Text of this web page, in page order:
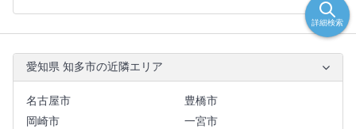
愛知県 知多市の近隣エリア
名古屋市
豊橋市
岡崎市
一宮市
詳細検索